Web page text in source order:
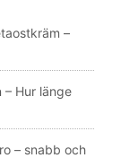
–
Hur länge
– snabb och